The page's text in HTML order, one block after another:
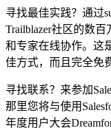
寻找最佳实践？通过
Trailblazer社区的数
和专家在线协作。这
佳方式，而且完全免
寻找联系？来参加
那里您将与使用
年度用户大会